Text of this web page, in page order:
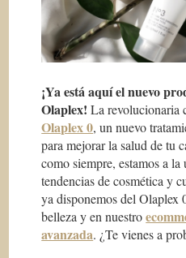
¡Ya está aquí el nuevo
Olaplex! La revolucionaria
Olaplex 0, un nuevo
para mejorar la salud de tu
como siempre, estamos a
tendencias de cosmética y
ya disponemos del Olaplex
belleza y en nuestro
avanzada. ¿Te vienes a